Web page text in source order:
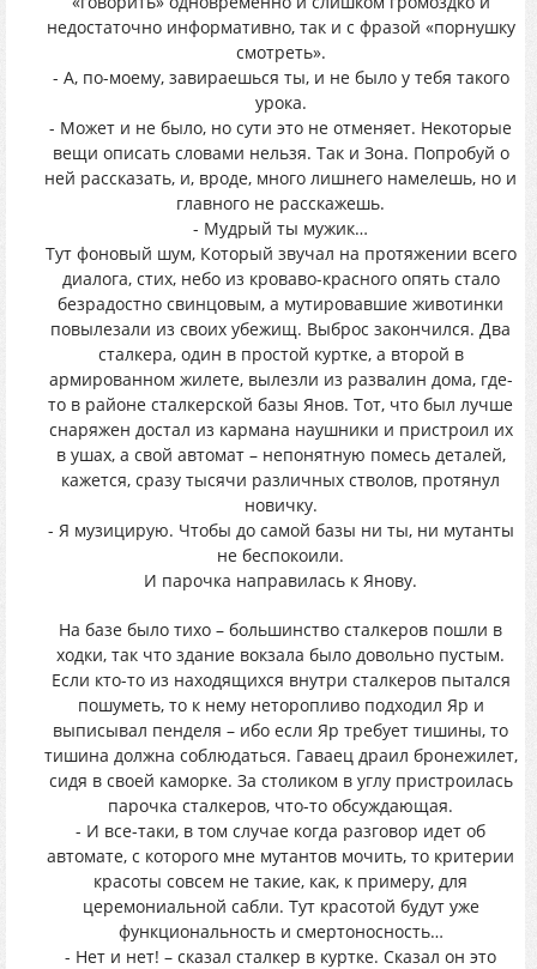
недостаточно информативно, так и с фразой «порнушку
смотреть».
- А, по-моему, завираешься ты, и не было у тебя такого
урока.
- Может и не было, но сути это не отменяет. Некоторые
вещи описать словами нельзя. Так и Зона. Попробуй о
ней рассказать, и, вроде, много лишнего намелешь, но и
главного не расскажешь.
- Мудрый ты мужик…
Тут фоновый шум, Который звучал на протяжении всего
диалога, стих, небо из кроваво-красного опять стало
безрадостно свинцовым, а мутировавшие животинки
повылезали из своих убежищ. Выброс закончился. Два
сталкера, один в простой куртке, а второй в
армированном жилете, вылезли из развалин дома, где-
то в районе сталкерской базы Янов. Тот, что был лучше
снаряжен достал из кармана наушники и пристроил их
в ушах, а свой автомат – непонятную помесь деталей,
кажется, сразу тысячи различных стволов, протянул
новичку.
- Я музицирую. Чтобы до самой базы ни ты, ни мутанты
не беспокоили.
И парочка направилась к Янову.
На базе было тихо – большинство сталкеров пошли в
ходки, так что здание вокзала было довольно пустым.
Если кто-то из находящихся внутри сталкеров пытался
пошуметь, то к нему неторопливо подходил Яр и
выписывал пенделя – ибо если Яр требует тишины, то
тишина должна соблюдаться. Гаваец драил бронежилет,
сидя в своей каморке. За столиком в углу пристроилась
парочка сталкеров, что-то обсуждающая.
- И все-таки, в том случае когда разговор идет об
автомате, с которого мне мутантов мочить, то критерии
красоты совсем не такие, как, к примеру, для
церемониальной сабли. Тут красотой будут уже
функциональность и смертоносность…
- Нет и нет! – сказал сталкер в куртке. Сказал он это